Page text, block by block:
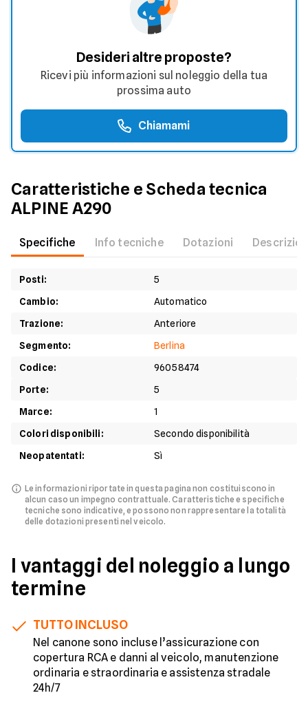
Desideri altre proposte?
Ricevi più informazioni sul noleggio della tua
prossima auto
Chiamami
Caratteristiche e Scheda tecnica
ALPINE A290
Specifiche Info tecniche Dotazioni
Posti:
5
Cambio:
Automatico
Trazione:
Anteriore
Segmento:
Berlina
Codice:
96058474
Porte:
5
Marce:
1
Colori disponibili:
Secondo disponibilità
Neopatentati: Sì
Le informazioni riportate in questa pagina non costituiscono in
alcun caso un impegno contrattuale. Caratteristiche e specifiche
tecniche sono indicative, e possono non rappresentare la totalità
delle dotazioni presenti nel veicolo.
I vantaggi del noleggio a lungo
termine
TUTTO INCLUSO
Nel canone sono incluse l’assicurazione con
copertura RCA e danni al veicolo, manutenzione
ordinaria e straordinaria e assistenza stradale
24h/7